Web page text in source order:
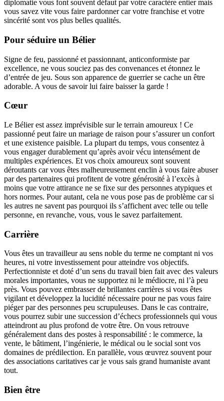
diplomatie vous font souvent défaut par votre caractère entier mais
vous savez vite vous faire pardonner car votre franchise et votre
sincérité sont vos plus belles qualités.
Pour séduire un Bélier
Signe de feu, passionné et passionnant, anticonformiste par
excellence, ne vous souciez pas des convenances et étonnez le
d’entrée de jeu. Sous son apparence de guerrier se cache un être
adorable. A vous de savoir lui faire baisser la garde !
Cœur
Le Bélier est assez imprévisible sur le terrain amoureux ! Ce
passionné peut faire un mariage de raison pour s’assurer un confort
et une existence paisible. La plupart du temps, vous consentez à
vous engager durablement qu’après avoir vécu intensément de
multiples expériences. Et vos choix amoureux sont souvent
déroutants car vous êtes malheureusement enclin à vous faire abuser
par des partenaires qui profitent de votre générosité à l’excès à
moins que votre attirance ne se fixe sur des personnes atypiques et
hors normes. Pour autant, cela ne vous pose pas de problème car si
les autres ne savent pas pourquoi ils s’affichent avec telle ou telle
personne, en revanche, vous, vous le savez parfaitement.
Carrière
Vous êtes un travailleur au sens noble du terme ne comptant ni vos
heures, ni votre investissement pour atteindre vos objectifs.
Perfectionniste et doté d’un sens du travail bien fait avec des valeurs
morales importantes, vous ne supportez ni le médiocre, ni l’à peu
près. Vous pouvez embrasser de brillantes carrières si vous êtes
vigilant et développez la lucidité nécessaire pour ne pas vous faire
piéger par des personnes peu scrupuleuses. Dans le cas contraire,
vous pourrez subir une succession d’échecs professionnels qui vous
atteindront au plus profond de votre être. On vous retrouve
généralement dans des postes à responsabilité : le commerce, la
vente, le bâtiment, l’ingénierie, le médical ou le social sont vos
domaines de prédilection. En parallèle, vous œuvrez souvent pour
des associations caritatives car je vous sais grand humaniste avant
tout.
Bien être